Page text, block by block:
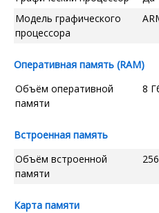
Модель графического
процессора
Оперативная память (RAM)
Объём оперативной
памяти
8
Встроенная память
Объём встроенной
памяти
Карта памяти